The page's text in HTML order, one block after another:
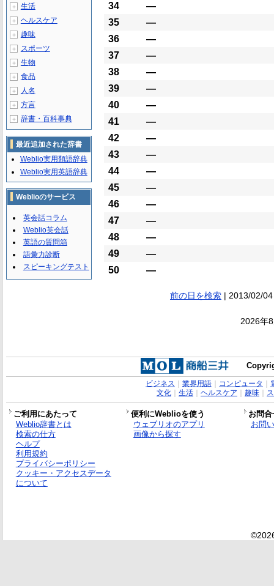
34
―
35
―
36
―
37
―
38
―
39
―
40
―
41
―
42
―
43
―
44
―
45
―
46
―
47
―
48
―
49
―
50
―
前の日を検索| 2013/02/
2026年
＋ 生活
＋ ヘルスケア
＋ 趣味
＋ スポーツ
＋ 生物
＋ 食品
＋ 人名
＋ 方言
＋ 辞書・百科事典
最近追加された辞書
Weblio実用類語辞典
Weblio実用英語辞典
Weblioのサービス
英会話コラム
Weblio英会話
英語の質問箱
語彙力診断
スピーキングテスト
ビジネス 業界用語｜ コンピュータ
文化｜ 生活｜ ヘルスケア 趣味｜
ご利用にあたって 便利にWeblioを使う
お問
Weblio辞書とは
検索の仕方
ヘルプ
利用規約
プライバシーポリシー
クッキー・アクセスデータ
について
ウェブリオのアプリ
画像から探す
お問